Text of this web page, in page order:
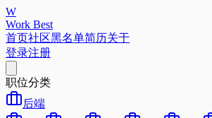
W
Work Best
首页社区黑名单简历关于
登录注册
职位分类
后端